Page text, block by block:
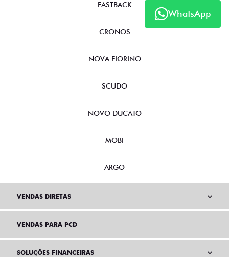
WhatsApp
FASTBACK
CRONOS
NOVA FIORINO
SCUDO
NOVO DUCATO
MOBI
ARGO
VENDAS DIRETAS
VENDAS PARA PCD
SOLUÇÕES FINANCEIRAS